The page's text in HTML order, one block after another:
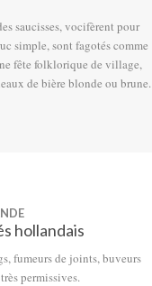
saucisses, vocifèrent pour
simple, sont fagotés comme
fête folklorique de village,
de bière blonde ou brune.
hollandais
fumeurs de joints, buveurs
permissives.